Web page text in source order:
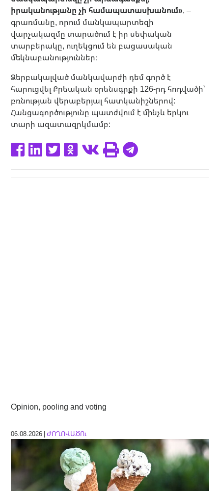
իրականությանը չի համապատասխանում», –
գրառմանը, որում մանկապարտեզի
վարչակազմը տարածում է իր սեփական
տարբերակը, ուղեկցում են բացասական
մեկնաբանություններ։
Ձերբակալված մանկավարժի դեմ գործ է
հարուցվել Քրեական օրենսգրքի 126-րդ հոդվածի՝
բռնության վերաբերյալ հատկանիշներով:
Հանցագործությունը պատժվում է մինչև երկու
տարի ազատազրկմամբ:
Opinion, pooling and voting
06.08.2026 |ԺՈՂՈՎԱԾՈւ